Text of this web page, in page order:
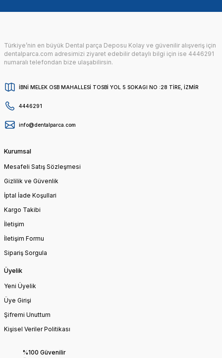
Türkiye’nin en büyük Dental parça Deposu Kolay ve güvenilir alışveriş için
dentalparca.com adresimizi ziyaret edebilir detaylı bilgi için ise 4446291
numaralı telefondan bize ulaşabilirsin.
İBNİ MELEK OSB MAHALLESİ TOSBİ YOL 5 SOKAGI NO :28 TİRE, İZMİR
4446291
info@dentalparca.com
Kurumsal
Mesafeli Satış Sözleşmesi
Gizlilik ve Güvenlik
İptal İade Koşullari
Kargo Takibi
İletişim
İletişim Formu
Sipariş Sorgula
Üyelik
Yeni Üyelik
Üye Girişi
Şifremi Unuttum
Kişisel Veriler Politikası
%100 Güvenilir